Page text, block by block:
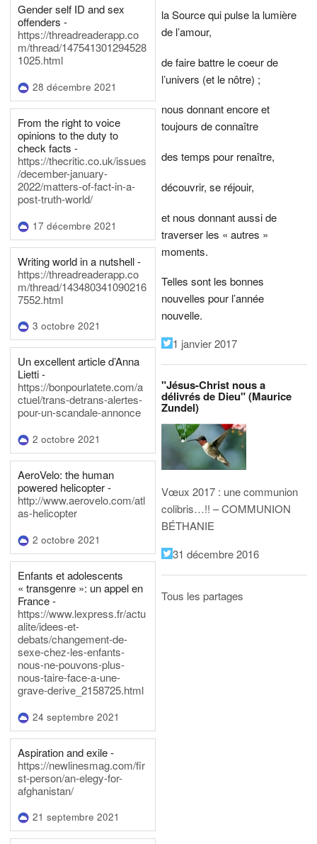
Gender self ID and sex
offenders -
https://threadreaderapp.co
m/thread/147541301294528
1025.html
28 décembre 2021
From the right to voice
opinions to the duty to
check facts -
https://thecritic.co.uk/issues
/december-january-
2022/matters-of-fact-in-a-
post-truth-world/
17 décembre 2021
Writing world in a nutshell -
https://threadreaderapp.co
m/thread/143480341090216
7552.html
3 octobre 2021
Un excellent article d’Anna
Lietti -
https://bonpourlatete.com/a
ctuel/trans-detrans-alertes-
pour-un-scandale-annonce
2 octobre 2021
AeroVelo: the human
powered helicopter -
http://www.aerovelo.com/atl
as-helicopter
2 octobre 2021
Enfants et adolescents
« transgenre »: un appel en
France -
https://www.lexpress.fr/actu
alite/idees-et-
debats/changement-de-
sexe-chez-les-enfants-
nous-ne-pouvons-plus-
nous-taire-face-a-une-
grave-derive_2158725.html
24 septembre 2021
Aspiration and exile -
https://newlinesmag.com/fir
st-person/an-elegy-for-
afghanistan/
21 septembre 2021
la Source qui pulse la lumière
de l’amour,
de faire battre le coeur de
l’univers (et le nôtre) ;
nous donnant encore et
toujours de connaître
des temps pour renaître,
découvrir, se réjouir,
et nous donnant aussi de
traverser les « autres »
moments.
Telles sont les bonnes
nouvelles pour l’année
nouvelle.
1 janvier 2017
"Jésus-Christ nous a
délivrés de Dieu" (Maurice
Zundel)
Vœux 2017 : une communion
colibris…!! – COMMUNION
BÉTHANIE
31 décembre 2016
Tous les partages